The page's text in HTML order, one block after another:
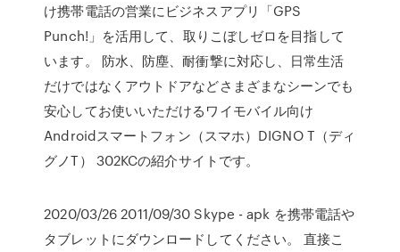
け携帯電話の営業にビジネスアプリ「GPS
Punch!」を活用して、取りこぼしゼロを目指して
います。 防水、防塵、耐衝撃に対応し、日常生活
だけではなくアウトドアなどさまざまなシーンでも
安心してお使いいただけるワイモバイル向け
Androidスマートフォン（スマホ）DIGNO T（ディ
グノT） 302KCの紹介サイトです。
2020/03/26 2011/09/30 Skype - apk を携帯電話や
タブレットにダウンロードしてください。 直接こ